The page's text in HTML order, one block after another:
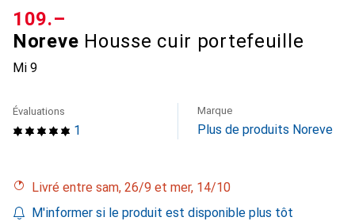
Noreve Housse cuir portefeuille
Mi 9
CHF
109.–
1
Évaluations Marque
Plus de produits Noreve
Livré entre sam, 26/9 et mer, 14/10
M'informer si le produit est disponible plus tôt